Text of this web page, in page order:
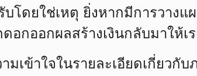
บโดยใช่เหตุ ยิ่งหากมีการวาง
อกออกผลสร้างเงินกลับมาให้เ
เข้าใจในรายละเอียดเกี่ยวกับ